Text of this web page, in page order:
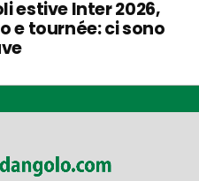
estive Inter 2026,
e tournée: ci sono